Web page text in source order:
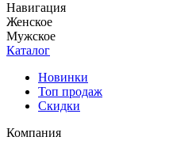
Навигация
Женское
Мужское
Каталог
Новинки
Топ продаж
Скидки
Компания